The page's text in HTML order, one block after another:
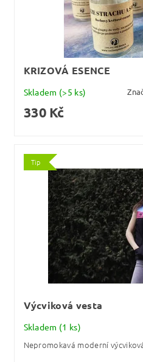
KRIZOVÁ ESENCE
Skladem (>5 ks)
330 Kč
Tip
Výcviková vesta
Skladem (1 ks)
Nepromokavá moderní